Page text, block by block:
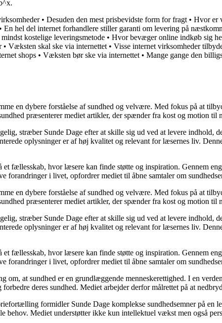
• Desuden den mest prisbevidste form for fragt • Hvor er
• En hel del internet forhandlere stiller garanti om levering på
kostelige leveringsmetode • Hvor bevæger online indkøb sig
• Væksten skal ske via internettet • Visse internet virksomheder
shops • Væksten bør ske via internettet • Mange gange den
en dybere forståelse af sundhed og velvære. Med fokus på at
præsenterer mediet artikler, der spænder fra kost og motion til
stræber Sunde Dage efter at skille sig ud ved at levere indhold,
oplysninger er af høj kvalitet og relevant for læsernes liv.
fællesskab, hvor læsere kan finde støtte og inspiration. Gennem
forandringer i livet, opfordrer mediet til åbne samtaler om
en dybere forståelse af sundhed og velvære. Med fokus på at
præsenterer mediet artikler, der spænder fra kost og motion til
stræber Sunde Dage efter at skille sig ud ved at levere indhold,
oplysninger er af høj kvalitet og relevant for læsernes liv.
fællesskab, hvor læsere kan finde støtte og inspiration. Gennem
forandringer i livet, opfordrer mediet til åbne samtaler om
om, at sundhed er en grundlæggende menneskerettighed. I en
deres sundhed. Mediet arbejder derfor målrettet på at
formidler Sunde Dage komplekse sundhedsemner på en
behov. Mediet understøtter ikke kun intellektuel vækst men også